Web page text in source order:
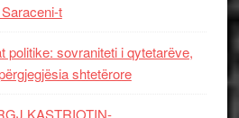
t
politike: sovraniteti i qytetarëve,
shtetërore
KASTRIOTIN-